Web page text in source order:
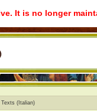
It is no longer
Texts (Italian)